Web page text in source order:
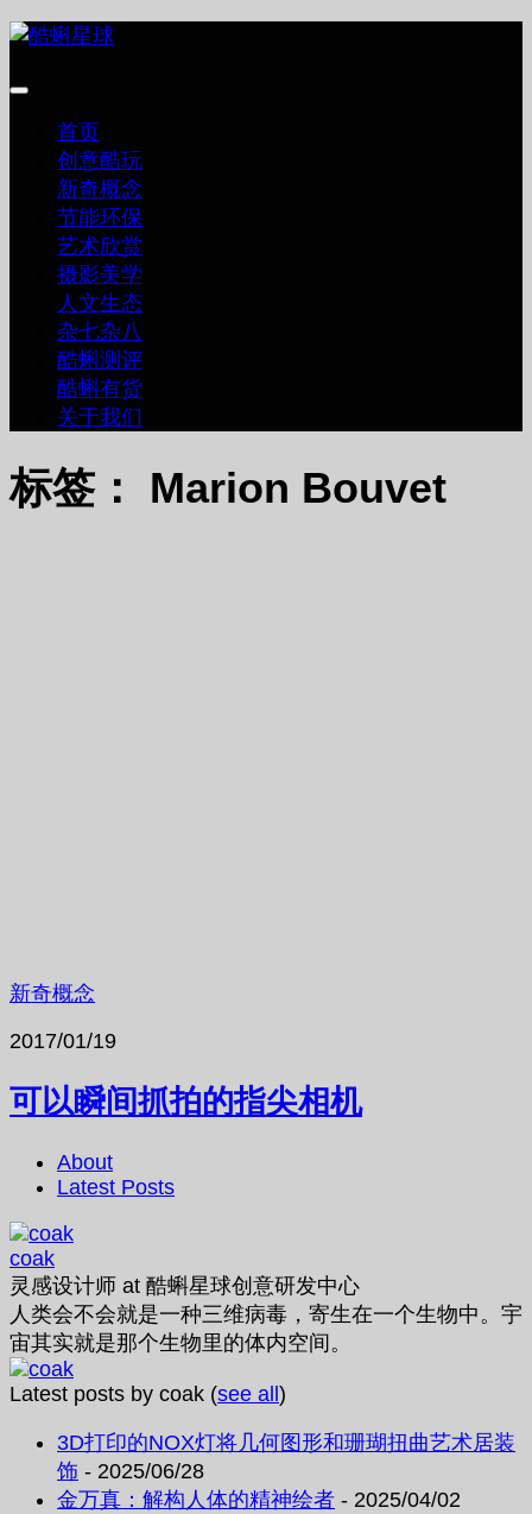
跳
内
首页
创意酷玩
新奇概念
节能环保
艺术欣赏
摄影美学
人文生态
杂七杂八
酷蝌测评
酷蝌有货
关于我们
标签： Marion Bouvet
新奇概念
2017/01/19
可以瞬间抓拍的指尖相机
About
Latest Posts
coak
灵感设计师 at 酷蝌星球创意研发中心
人类会不会就是一种三维病毒，寄生在一个生物中。宇
宙其实就是那个生物里的体内空间。
Latest posts by coak (see all)
3D打印的NOX灯将几何图形和珊瑚扭曲艺术居装
饰 - 2025/06/28
金万真：解构人体的精神绘者 - 2025/04/02